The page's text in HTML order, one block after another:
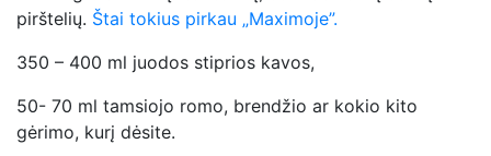
pirštelių. Štai tokius pirkau „Maximoje”.
350 – 400 ml juodos stiprios kavos,
50- 70 ml tamsiojo romo, brendžio ar kokio kito
gėrimo, kurį dėsite.